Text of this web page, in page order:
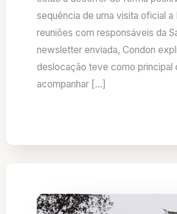
sequência de uma visita oficial a
reuniões com responsáveis da
newsletter enviada, Condon
deslocação teve como principal
acompanhar […]